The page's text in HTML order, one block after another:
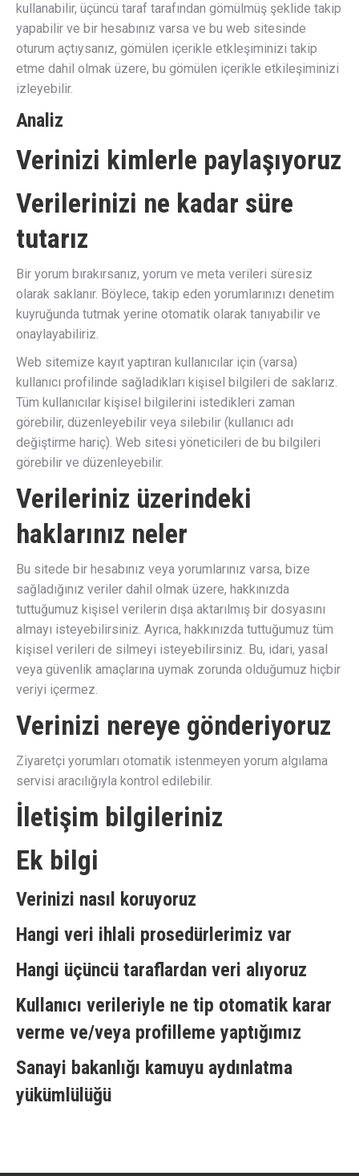
kullanabilir, üçüncü taraf tarafından gömülmüş şeklide takip
yapabilir ve bir hesabınız varsa ve bu web sitesinde
oturum açtıysanız, gömülen içerikle etkleşiminizi takip
etme dahil olmak üzere, bu gömülen içerikle etkileşiminizi
izleyebilir.
Analiz
Verinizi kimlerle paylaşıyoruz
Verilerinizi ne kadar süre
tutarız
Bir yorum bırakırsanız, yorum ve meta verileri süresiz
olarak saklanır. Böylece, takip eden yorumlarınızı denetim
kuyruğunda tutmak yerine otomatik olarak tanıyabilir ve
onaylayabiliriz.
Web sitemize kayıt yaptıran kullanıcılar için (varsa)
kullanıcı profilinde sağladıkları kişisel bilgileri de saklarız.
Tüm kullanıcılar kişisel bilgilerini istedikleri zaman
görebilir, düzenleyebilir veya silebilir (kullanıcı adı
değiştirme hariç). Web sitesi yöneticileri de bu bilgileri
görebilir ve düzenleyebilir.
Verileriniz üzerindeki
haklarınız neler
Bu sitede bir hesabınız veya yorumlarınız varsa, bize
sağladığınız veriler dahil olmak üzere, hakkınızda
tuttuğumuz kişisel verilerin dışa aktarılmış bir dosyasını
almayı isteyebilirsiniz. Ayrıca, hakkınızda tuttuğumuz tüm
kişisel verileri de silmeyi isteyebilirsiniz. Bu, idari, yasal
veya güvenlik amaçlarına uymak zorunda olduğumuz hiçbir
veriyi içermez.
Verinizi nereye gönderiyoruz
Ziyaretçi yorumları otomatik istenmeyen yorum algılama
servisi aracılığıyla kontrol edilebilir.
İletişim bilgileriniz
Ek bilgi
Verinizi nasıl koruyoruz
Hangi veri ihlali prosedürlerimiz var
Hangi üçüncü taraflardan veri alıyoruz
Kullanıcı verileriyle ne tip otomatik karar
verme ve/veya profilleme yaptığımız
Sanayi bakanlığı kamuyu aydınlatma
yükümlülüğü